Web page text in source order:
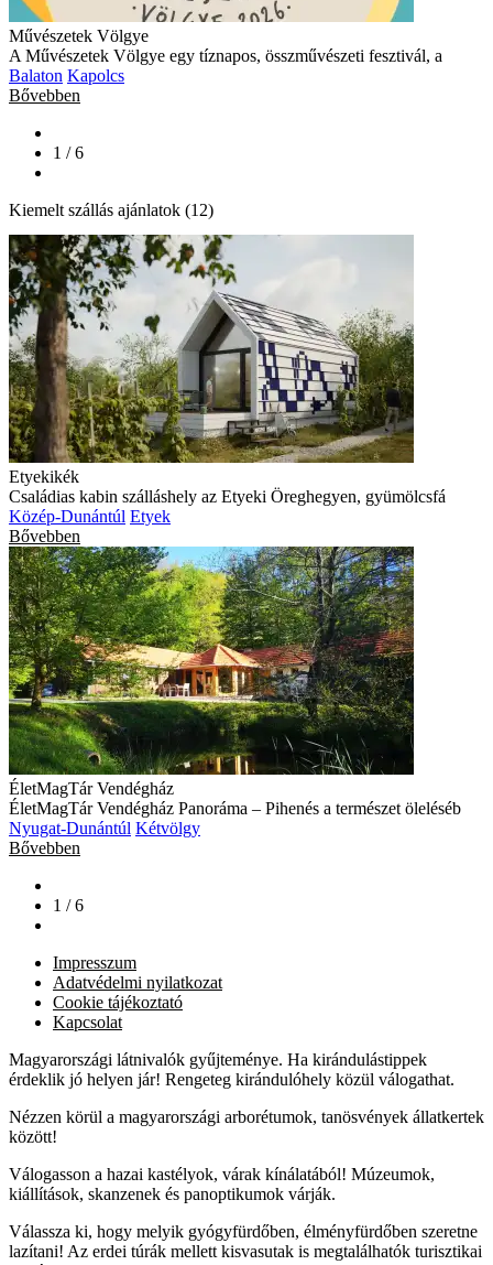
Művészetek Völgye
A Művészetek Völgye egy tíznapos, összművészeti fesztivál, a
Balaton Kapolcs
Bővebben
1 / 6
Kiemelt szállás ajánlatok (12)
Etyekikék
Családias kabin szálláshely az Etyeki Öreghegyen, gyümölcsfá
Közép-Dunántúl Etyek
Bővebben
ÉletMagTár Vendégház
ÉletMagTár Vendégház Panoráma – Pihenés a természet öleléséb
Nyugat-Dunántúl Kétvölgy
Bővebben
1 / 6
Impresszum
Adatvédelmi nyilatkozat
Cookie tájékoztató
Kapcsolat
Magyarországi látnivalók gyűjteménye. Ha kirándulástippek
érdeklik jó helyen jár! Rengeteg kirándulóhely közül válogathat.
Nézzen körül a magyarországi arborétumok, tanösvények állatkertek
között!
Válogasson a hazai kastélyok, várak kínálatából! Múzeumok,
kiállítások, skanzenek és panoptikumok várják.
Válassza ki, hogy melyik gyógyfürdőben, élményfürdőben szeretne
lazítani! Az erdei túrák mellett kisvasutak is megtalálhatók turisztikai